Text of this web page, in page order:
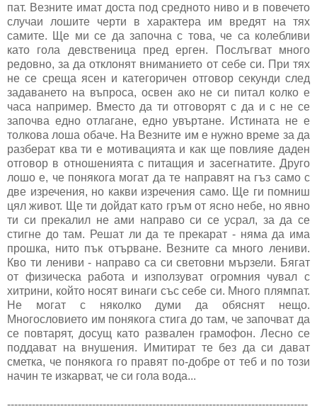
пат. Везните имат доста под средното ниво и в повечето
случаи лошите черти в характера им вредят на тях
самите. Ще ми се да започна с това, че са колебливи
като гола девственица пред ерген. Послъгват много
редовно, за да отклонят вниманието от себе си. При тях
не се среща ясен и категоричен отговор секунди след
задаването на въпроса, освен ако не си питал колко е
часа например. Вместо да ти отговорят с да и с не се
започва едно отлагане, едно увъртане. Истината не е
толкова лоша обаче. На Везните им е нужно време за да
разберат ква ти е мотивацията и как ще повлияе даден
отговор в отношенията с питащия и засегнатите. Друго
лошо е, че понякога могат да те направят на гъз само с
две изречения, но какви изречения само. Ще ги помниш
цял живот. Ще ти дойдат като гръм от ясно небе, но явно
ти си прекалил не ами направо си се усрал, за да се
стигне до там. Решат ли да те прекарат - няма да има
прошка, нито пък отърване. Везните са много лениви.
Кво ти лениви - направо са си световни мързели. Бягат
от физическа работа и използуват огромния чувал с
хитрини, който носят винаги със себе си. Много плямпат.
Не могат с няколко думи да обяснят нещо.
Многословието им понякога стига до там, че започват да
се повтарят, досущ като развален грамофон. Лесно се
поддават на внушения. Имитират те без да си дават
сметка, че понякога го правят по-добре от теб и по този
начин те изкарват, че си гола вода...
-------------------------------------------------------------------------------------